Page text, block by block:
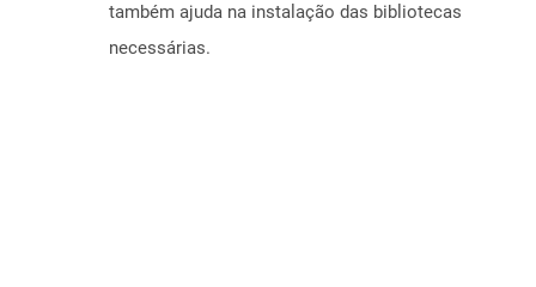
também ajuda na instalação das bibliotecas
necessárias.